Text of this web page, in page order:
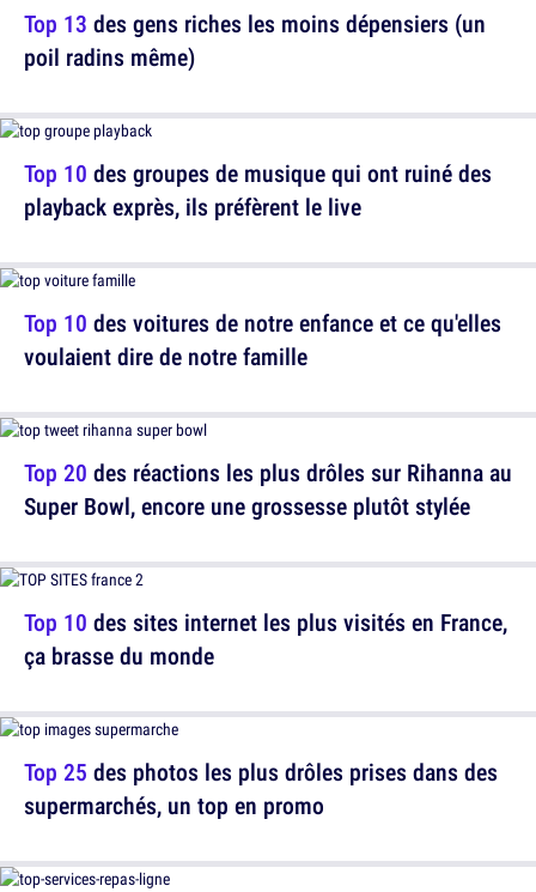
Top 13 des gens riches les moins dépensiers (un
poil radins même)
Top 10 des voitures de notre enfance et ce qu'elles
voulaient dire de notre famille
Top 10 des sites internet les plus visités en France,
ça brasse du monde
Top 10 des groupes de musique qui ont ruiné des
playback exprès, ils préfèrent le live
Top 20 des réactions les plus drôles sur Rihanna au
Super Bowl, encore une grossesse plutôt stylée
Top 25 des photos les plus drôles prises dans des
supermarchés, un top en promo